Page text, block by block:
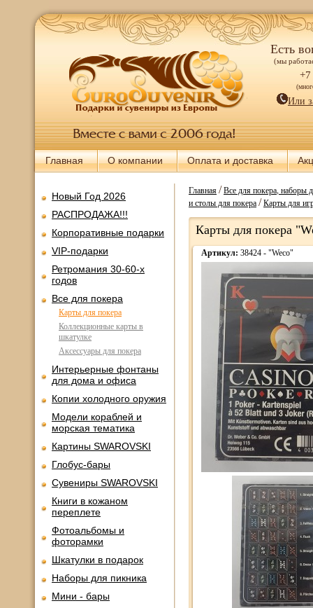
Есть
(мы
+7
Или
Главная О компании Оплата и доставка
Новый Год 2026
РАСПРОДАЖА!!!
Корпоративные подарки
VIP-подарки
Ретромания 30-60-х
годов
Все для покера
Карты для покера
Коллекционные карты в
шкатулке
Аксессуары для покера
Интерьерные фонтаны
для дома и офиса
Копии холодного оружия
Модели кораблей и
морская тематика
Картины SWAROVSKI
Глобус-бары
Сувениры SWAROVSKI
Книги в кожаном
переплете
Фотоальбомы и
фоторамки
Шкатулки в подарок
Наборы для пикника
Мини - бары
Главная/Все для покера, наборы
и столы для покера/Карты для
Карты для покера
Артикул: 38424 - "Weco"